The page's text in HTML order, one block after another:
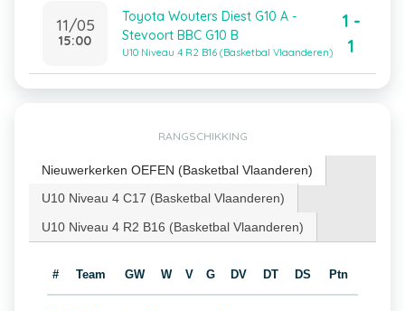
11/05
15:00
Toyota Wouters Diest G10 A -
Stevoort BBC G10 B
U10 Niveau 4 R2 B16 (Basketbal Vlaanderen)
1 -
1
RANGSCHIKKING
Nieuwerkerken OEFEN (Basketbal Vlaanderen)
U10 Niveau 4 C17 (Basketbal Vlaanderen)
U10 Niveau 4 R2 B16 (Basketbal Vlaanderen)
# Team GW W V G DV DT DS Ptn